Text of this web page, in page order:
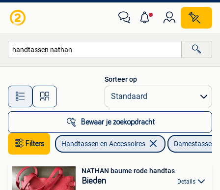
Alle afstanden…
Sorteer op
Bewaar je zoekopdracht
Filters Handtassen en Accessoires Damestassen
NATHAN baume rode handtas
Bieden Details